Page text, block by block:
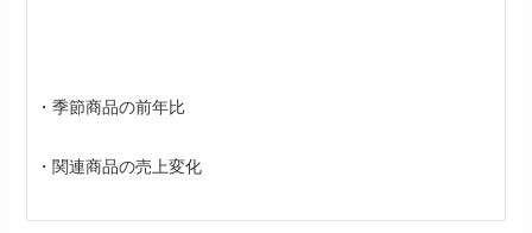
・季節商品の前年比
・関連商品の売上変化